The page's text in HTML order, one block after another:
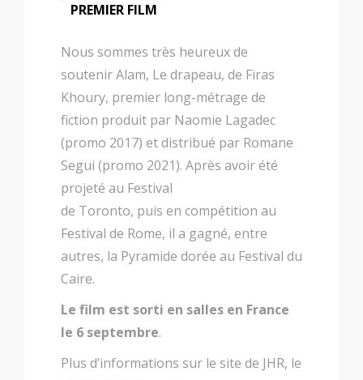
PREMIER FILM
Nous sommes très heureux de
soutenir Alam, Le drapeau, de Firas
Khoury, premier long-métrage de
fiction produit par Naomie Lagadec
(promo 2017) et distribué par Romane
Segui (promo 2021). Après avoir été
projeté au Festival
de Toronto, puis en compétition au
Festival de Rome, il a gagné, entre
autres, la Pyramide dorée au Festival du
Caire.
Le film est sorti en salles en France
le 6 septembre.
Plus d’informations sur le site de JHR, le